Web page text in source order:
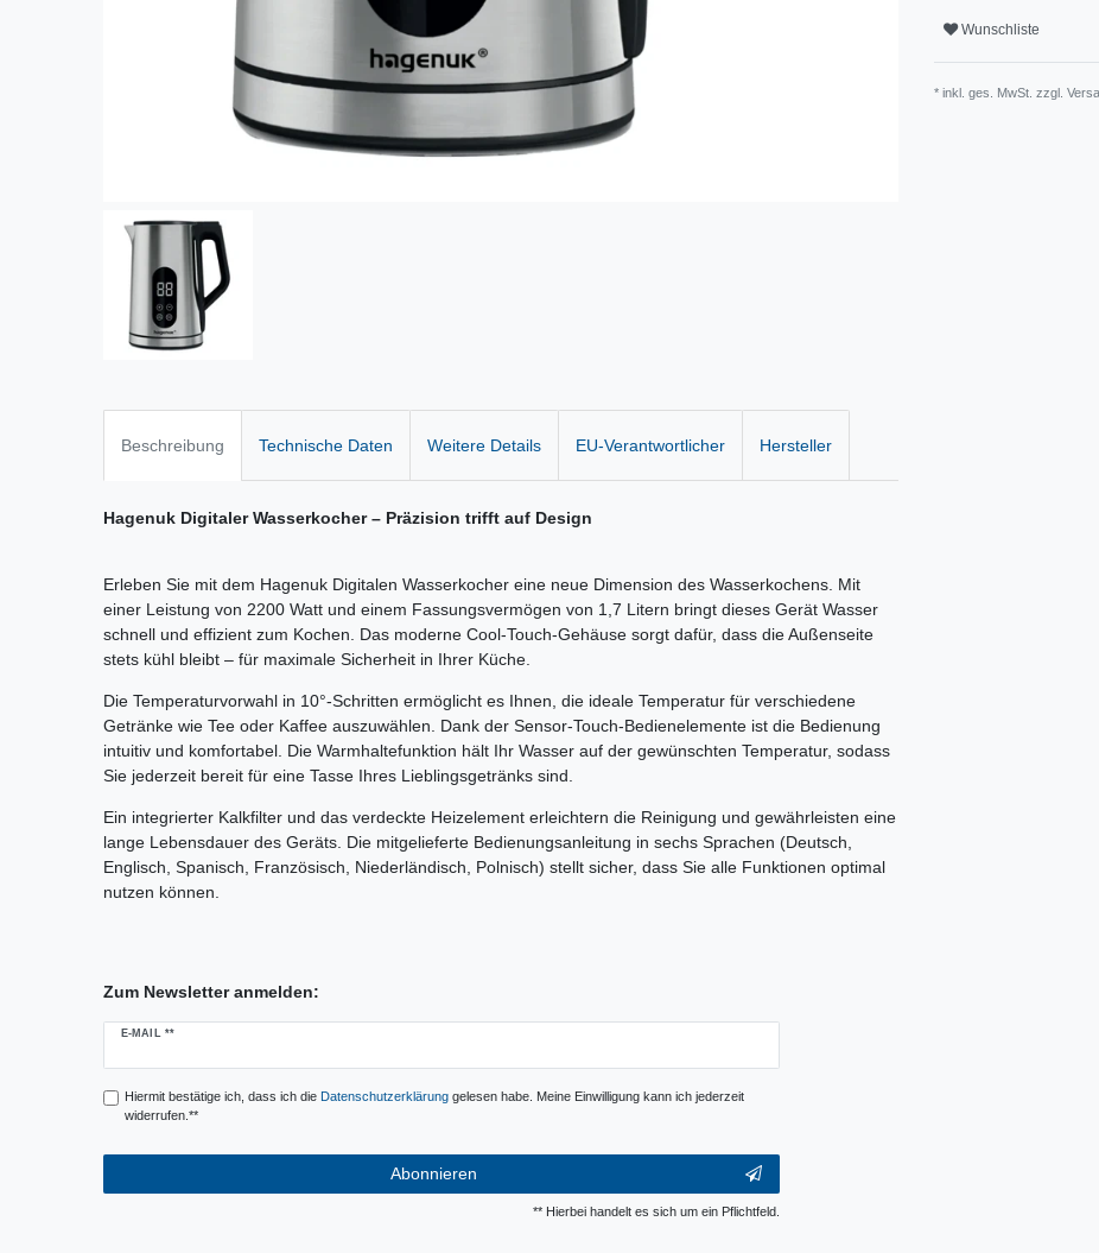
Wunschliste
* inkl. ges. MwSt. zzgl.
Beschreibung Technische Daten Weitere Details EU-Verantwortlicher Hersteller
Hagenuk Digitaler Wasserkocher – Präzision trifft auf Design
Erleben Sie mit dem Hagenuk Digitalen Wasserkocher eine neue Dimension des Wasserkochens. Mit
einer Leistung von 2200 Watt und einem Fassungsvermögen von 1,7 Litern bringt dieses Gerät Wasser
schnell und effizient zum Kochen. Das moderne Cool-Touch-Gehäuse sorgt dafür, dass die Außenseite
stets kühl bleibt – für maximale Sicherheit in Ihrer Küche.
Die Temperaturvorwahl in 10°-Schritten ermöglicht es Ihnen, die ideale Temperatur für verschiedene
Getränke wie Tee oder Kaffee auszuwählen. Dank der Sensor-Touch-Bedienelemente ist die Bedienung
intuitiv und komfortabel. Die Warmhaltefunktion hält Ihr Wasser auf der gewünschten Temperatur, sodass
Sie jederzeit bereit für eine Tasse Ihres Lieblingsgetränks sind.
Ein integrierter Kalkfilter und das verdeckte Heizelement erleichtern die Reinigung und gewährleisten eine
lange Lebensdauer des Geräts. Die mitgelieferte Bedienungsanleitung in sechs Sprachen (Deutsch,
Englisch, Spanisch, Französisch, Niederländisch, Polnisch) stellt sicher, dass Sie alle Funktionen optimal
nutzen können.
Zum Newsletter anmelden:
E-MAIL **
Newsletter
Hiermit bestätige ich, dass ich die Daten­schutz­erklärunggelesen habe. Meine Einwilligung kann ich jederzeit
widerrufen.**
Abonnieren
** Hierbei handelt es sich um ein Pflichtfeld.